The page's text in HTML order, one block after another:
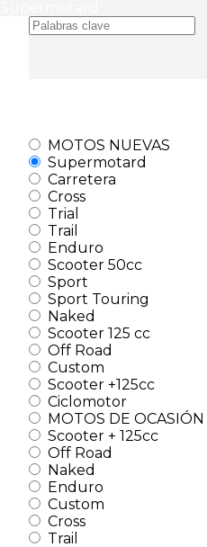
MOTOS NUEVAS
Supermotard
Carretera
Cross
Trial
Trail
Enduro
Scooter 50cc
Sport
Sport Touring
Naked
Scooter 125 cc
Off Road
Custom
Scooter +125cc
Ciclomotor
MOTOS DE OCASIÓN
Scooter + 125cc
Off Road
Naked
Enduro
Custom
Cross
Trail